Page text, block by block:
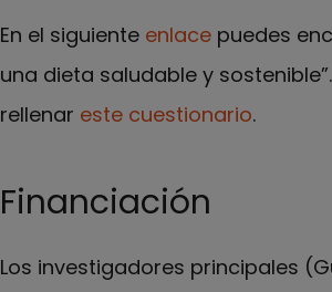
En el siguiente enlacepuedes
una dieta saludable y
rellenar este cuestionario.
Financiación
Los investigadores principales